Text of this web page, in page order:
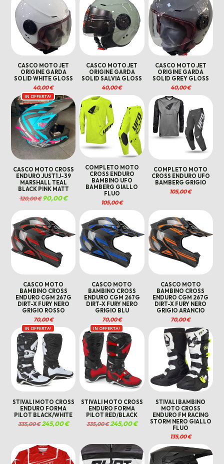
CASCO MOTO JET
ORIGINE GARDA
SOLID WHITE GLOSS
40,00€
CASCO MOTO JET
ORIGINE GARDA
SOLID SALVIA GLOSS
40,00€
CASCO MOTO JET
ORIGINE GARDA
SOLID GREY GLOSS
40,00€
IN OFFERTA!
CASCO MOTO CROSS
ENDURO JUST1 J-39
MARSHALL TEAL
BLACK PINK MATT
120,00€Il
prezzo
era:
120,00 €.
90,00€Il
prezzo
è:
90,00 €.
COMPLETO MOTO
CROSS ENDURO
BAMBINO UFO
BAMBERG GIALLO
FLUO
105,00€
COMPLETO MOTO
CROSS ENDURO UFO
BAMBERG GRIGIO
105,00€
CASCO MOTO
BAMBINO CROSS
ENDURO CGM 267G
DIRT-X FURY NERO
GRIGIO ROSSO
70,00€
CASCO MOTO
BAMBINO CROSS
ENDURO CGM 267G
DIRT-X FURY NERO
GRIGIO BLU
70,00€
CASCO MOTO
BAMBINO CROSS
ENDURO CGM 267G
DIRT-X FURY NERO
GRIGIO ARANCIO
70,00€
IN OFFERTA!
STIVALI MOTO CROSS
ENDURO FORMA
PILOT BLACK/WHITE
335,00€Il
prezzo
335,00 €.
245,00€Il
prezzo
245,00 €.
IN OFFERTA!
STIVALI MOTO CROSS
ENDURO FORMA
PILOT RED/BLACK
335,00€Il
prezzo
335,00 €.
245,00€Il
prezzo
245,00 €.
STIVALI BAMBINO
MOTO CROSS
ENDURO FM RACING
STORM NERO GIALLO
FLUO
135,00€